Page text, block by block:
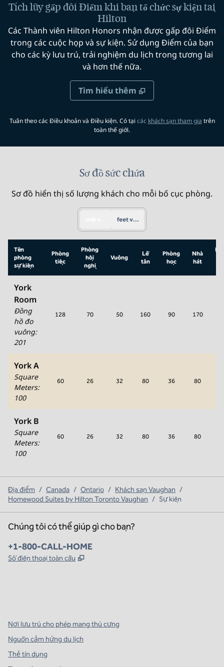
Tích lũy gấp đôi Điểm khi bạn tổ chức sự kiện tại
Hilton
Các Thành viên Hilton Honors nhận được gấp đôi Điểm
trong các cuộc họp và sự kiện. Sử dụng Điểm của bạn
cho các kỳ lưu trú, trải nghiệm du lịch trong tương lai
và hơn thế nữa.
Tìm hiểu thêm
Tuân theo các Điều khoản và Điều kiện. Có tại các khách sạn tham gia trên
toàn thế giới.
Sơ đồ sức chứa
Sơ đồ hiển thị số lượng khách cho mỗi bố cục phòng.
feet vuông
Tên
phòng
sự kiện
Phòng
tiệc
Phòng
hội
nghị
Vuông
Lễ
tân
Phòng
học
Nhà
hát
York
Room
Đồng
hồ đo
vuông:
201
128 70 50 160 90 170
York A
Square
Meters:
100
60 26 32 80 36 80
York B
Square
Meters:
100
60 26 32 80 36 80
Địa điểm / Canada / Ontario / Khách sạn Vaughan /
Homewood Suites by Hilton Toronto Vaughan / Sự kiện
Chúng tôi có thể giúp gì cho bạn?
Điện thoại:
+1-800-CALL-HOME
Số điện thoại toàn cầu ,
Nơi lưu trú cho phép mang thú cưng
Nguồn cảm hứng du lịch
Thẻ tín dụng